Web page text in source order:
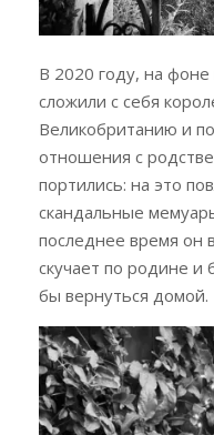
В 2020 году, на фоне
сложили с себя
Великобританию и
отношения с
портились: на это
скандальные
последнее время он
скучает по родине и
бы вернуться домой.